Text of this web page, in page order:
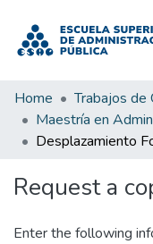
Home Trabajos de
Request a
Enter the following